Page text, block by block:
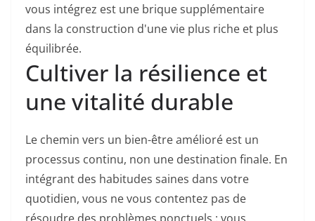
vous intégrez est une brique supplémentaire
dans la construction d'une vie plus riche et plus
équilibrée.
Cultiver la résilience et
une vitalité durable
Le chemin vers un bien-être amélioré est un
processus continu, non une destination finale. En
intégrant des habitudes saines dans votre
quotidien, vous ne vous contentez pas de